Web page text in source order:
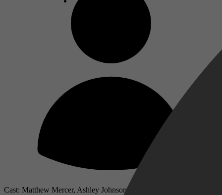
Cast: Matthew Mercer, Ashley Johnson, Laura Bailey